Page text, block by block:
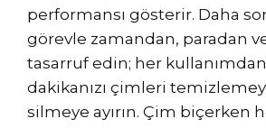
performansı gösterir. Daha
görevle zamandan, paradan
tasarruf edin; her
dakikanızı çimleri temizlemeye
silmeye ayırın. Çim biçerken